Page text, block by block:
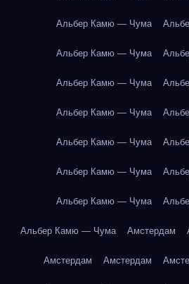
Альбер Камю — Чума
Альбер Камю — Чума
Альбер Камю — Чума
Альбер Камю — Чума
Альбер Камю — Чума
Альбер Камю — Чума
Альбер Камю — Чума
Альбер Камю — Чума Амстердам
Амстердам Амстердам